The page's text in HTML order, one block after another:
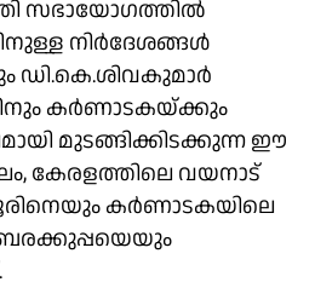
സഭായോഗത്തിൽ
നിർദേശങ്ങൾ
ഡി.കെ.ശിവകുമാർ
കർണാടകയ്ക്കും
മുടങ്ങിക്കിടക്കുന്ന ഈ
കേരളത്തിലെ വയനാട്
കർണാടകയിലെ